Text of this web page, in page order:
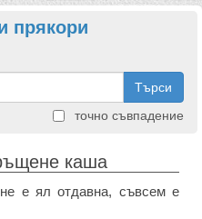
прякори
Търси
точно съвпадение
каша
е ял отдавна, съвсем е